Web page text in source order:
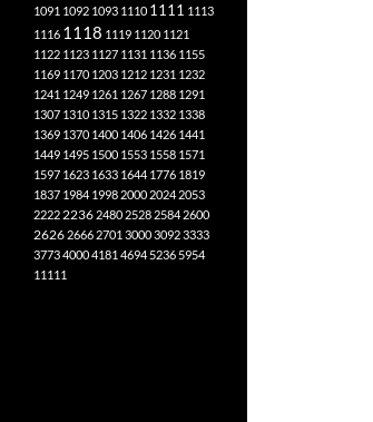
1091 1092 1093 1110 1111 1113
1116 1118 1119 1120 1121
1122 1123 1127 1131 1136 1155
1169 1170 1203 1212 1231 1232
1241 1249 1261 1267 1288 1291
1307 1310 1315 1322 1332 1338
1369 1370 1400 1406 1426 1441
1449 1495 1500 1553 1558 1571
1597 1623 1633 1644 1776 1819
1837 1984 1998 2000 2024 2053
2222 2236 2480 2528 2584 2600
2626 2666 2701 300030923333
377340004181 4694 5236 5954
11111